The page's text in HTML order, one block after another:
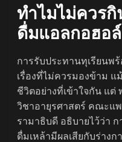
ทำไมไม่ควรกิ
ดื่มแอลกอฮอล์
การรับประทานทุเรียนพ
เรื่องที่ไม่ควรมองข้าม แ
ชีวิตอย่างที่เข้าใจกัน แ
วิชาอายุรศาสตร์ คณะแ
รามาธิบดี อธิบายไว้ว่า
ดื่มเหล้ามีผลเสียกับร่างก